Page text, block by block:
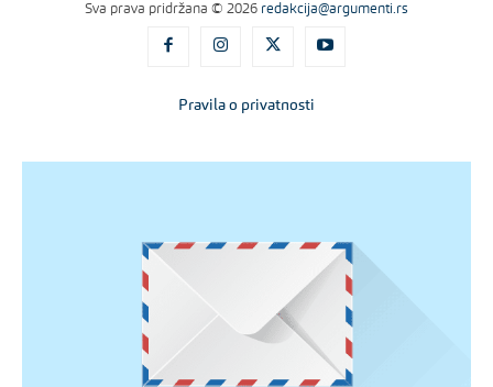
Sva prava pridržana © 2026 redakcija@argumenti.rs
Pravila o privatnosti